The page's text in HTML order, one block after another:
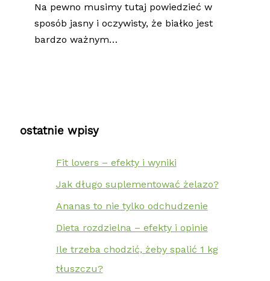
Na pewno musimy tutaj powiedzieć w
sposób jasny i oczywisty, że białko jest
bardzo ważnym…
ostatnie wpisy
Fit lovers – efekty i wyniki
Jak długo suplementować żelazo?
Ananas to nie tylko odchudzenie
Dieta rozdzielna – efekty i opinie
Ile trzeba chodzić, żeby spalić 1 kg
tłuszczu?